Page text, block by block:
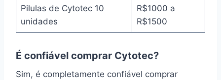
Pilulas de Cytotec 10
unidades
R$1000 a
R$1500
É confiável comprar Cytotec?
Sim, é completamente confiável comprar